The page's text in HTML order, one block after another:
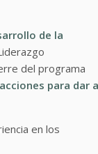
de la
del programa
para dar a
en los